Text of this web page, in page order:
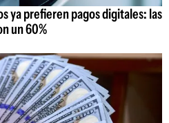
ya prefieren pagos digitales: las
un 60%